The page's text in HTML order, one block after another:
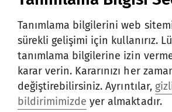
Sonraki aşama
müşterilerimizden
bildirimler, R 37 open
ipliğinden üretilen
Tanımlama bilgilerini web
sürekli gelişimi için kullanırız.
tanımlama bilgilerine izin
karar verin. Kararınızı her
değiştirebilirsiniz. Ayrıntılar,
bildirimimizde yer almaktadır.